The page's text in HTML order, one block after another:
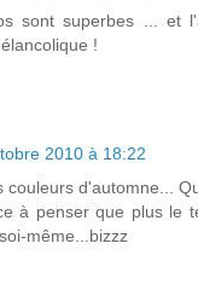
sont superbes ... et
!
2010 à 18:22
couleurs d'automne...
à penser que plus le
même...bizzz